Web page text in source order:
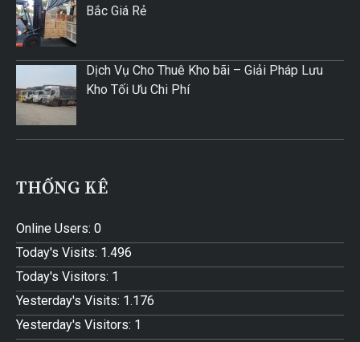
Bắc Giá Rẻ
Dịch Vụ Cho Thuê Kho bãi – Giải Pháp Lưu
Kho Tối Ưu Chi Phí
THỐNG KÊ
Online Users: 0
Today's Visits: 1.496
Today's Visitors: 1
Yesterday's Visits: 1.176
Yesterday's Visitors: 1